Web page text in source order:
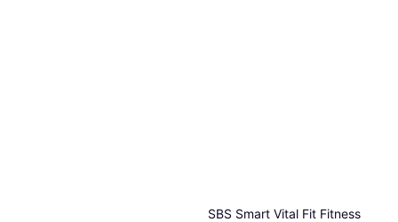
SBS Smart Vital Fit Fitness